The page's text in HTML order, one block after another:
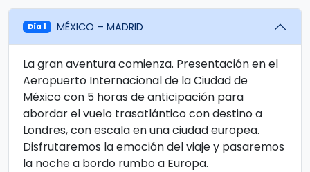
Día 1 MÉXICO – MADRID
La gran aventura comienza. Presentación en el
Aeropuerto Internacional de la Ciudad de
México con 5 horas de anticipación para
abordar el vuelo trasatlántico con destino a
Londres, con escala en una ciudad europea.
Disfrutaremos la emoción del viaje y pasaremos
la noche a bordo rumbo a Europa.